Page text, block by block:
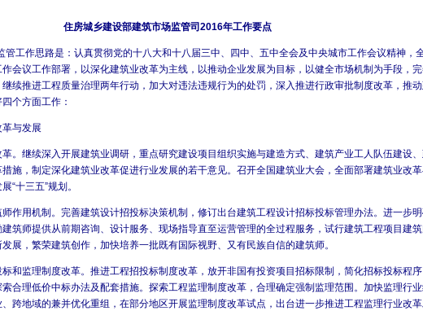
住房城乡建设部建筑市场监管司 2016年工作要点
管工作思路是：认真贯彻党的十八大和十八届三中、四中、五中全会及中央城市工作会议精神，
会议工作部署，以深化建筑业改革为主线，以推动企业发展为目标，以健全市场机制为手段，
续推进工程质量治理两年行动，加大对违法违规行为的处罚，深入推进行政审批制度改革，推
个方面工作：
与发展
继续深入开展建筑业调研，重点研究建设项目组织实施与建造方式、建筑产业工人队伍建设
施，制定深化建筑业改革促进行业发展的若干意见。召开全国建筑业大会，全面部署建筑业改
“十三五”规划。
用机制。完善建筑设计招投标决策机制，修订出台建筑工程设计招标投标管理办法。进一步
筑师提供从前期咨询、设计服务、现场指导直至运营管理的全过程服务，试行建筑工程项目建
展，繁荣建筑创作，加快培养一批既有国际视野、又有民族自信的建筑师。
监理制度改革。推进工程招投标制度改革，放开非国有投资项目招标限制，简化招标投标程序
合理低价中标办法及配套措施。探索工程监理制度改革，合理确定强制监理范围。加快监理行
跨地域的兼并优化重组，在部分地区开展监理制度改革试点，出台进一步推进工程监理行业改